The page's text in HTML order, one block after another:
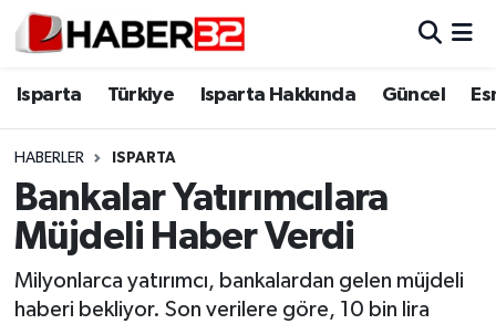
Isparta Türkiye Isparta Hakkında Güncel
HABERLER ISPARTA
Bankalar Yatırımcılara
Müjdeli Haber Verdi
Milyonlarca yatırımcı, bankalardan gelen müjdeli
haberi bekliyor. Son verilere göre, 10 bin lira
Isparta
Esnaf Diyor ki;
ASAYİŞ
BİLİM VE TEKNOLOJİ
Isparta Nöbetçi Eczaneler
Isparta Trafik Yoğunluk Haritası
Süper Lig Puan Durumu ve Fikstür
Tüm Manşetler